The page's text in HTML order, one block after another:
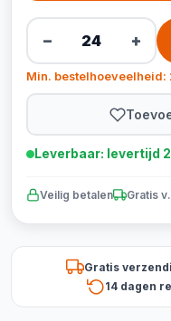
− +
Min. bestelhoeveelheid:
Leverbaar: levertijd
Veilig betalen Gratis
Gratis
14 dagen